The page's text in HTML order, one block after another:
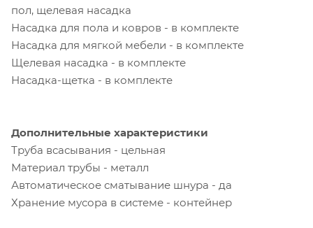
пол, щелевая насадка
Насадка для пола и ковров - в комплекте
Насадка для мягкой мебели - в комплекте
Щелевая насадка - в комплекте
Насадка-щетка - в комплекте
Дополнительные характеристики
Труба всасывания - цельная
Материал трубы - металл
Автоматическое сматывание шнура - да
Хранение мусора в системе - контейнер